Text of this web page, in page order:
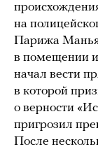
на
Парижа
в помещении и
начал вести
в которой
о верности
пригрозил
После